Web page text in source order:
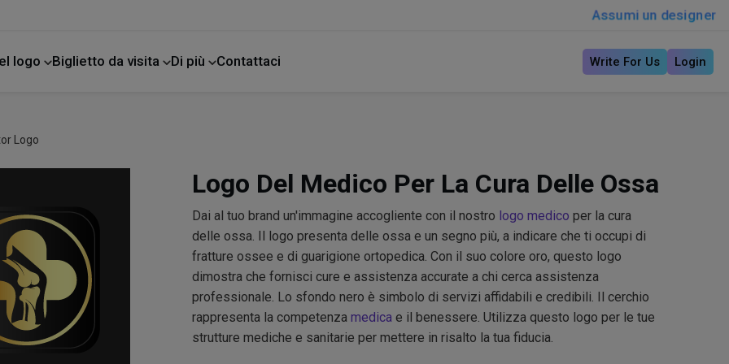
Assumi un designer
logo Biglietto da visita Di più Contattaci Write For Us Login
Logo
Logo Del Medico Per La Cura Delle Ossa
Dai al tuo brand un'immagine accogliente con il nostro logo medico per la cura
delle ossa. Il logo presenta delle ossa e un segno più, a indicare che ti occupi di
fratture ossee e di guarigione ortopedica. Con il suo colore oro, questo logo
dimostra che fornisci cure e assistenza accurate a chi cerca assistenza
professionale. Lo sfondo nero è simbolo di servizi affidabili e credibili. Il cerchio
rappresenta la competenza medica e il benessere. Utilizza questo logo per le tue
strutture mediche e sanitarie per mettere in risalto la tua fiducia.